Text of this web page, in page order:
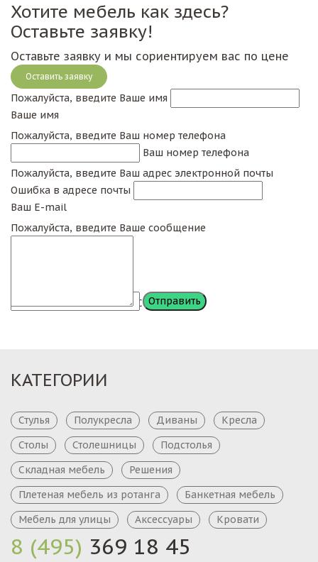
Хотите мебель как здесь?
Оставьте заявку!
Оставьте заявку и мы сориентируем вас по цене
Оставить заявку
Пожалуйста, введите Ваше имя
Ваше имя
Пожалуйста, введите Ваш номер телефона
Ваш номер телефона
Пожалуйста, введите Ваш адрес электронной почты
Ошибка в адресе почты
Ваш E-mail
Пожалуйста, введите Ваше сообщение
Сообщение
8 (495) 369 18 45
КАТЕГОРИИ
Стулья Полукресла Диваны
Кресла
Столы
Столешницы
Подстолья
Складная мебель
Решения
Плетеная мебель из ротанга
Банкетная мебель
Мебель для улицы
Аксессуары Кровати